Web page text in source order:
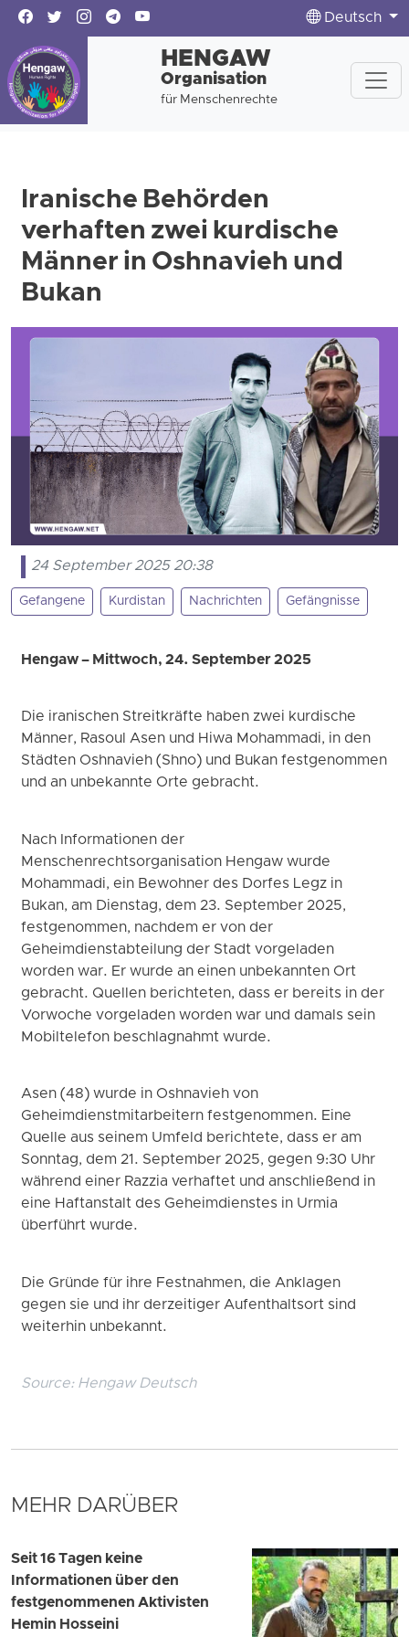
Deutsch
HENGAW
Organisation
für Menschenrechte
Iranische Behörden
verhaften zwei kurdische
Männer in Oshnavieh und
Bukan
24 September 2025 20:38
Gefangene Kurdistan Nachrichten Gefängnisse
Hengaw – Mittwoch, 24. September 2025
Die iranischen Streitkräfte haben zwei kurdische
Männer, Rasoul Asen und Hiwa Mohammadi, in den
Städten Oshnavieh (Shno) und Bukan festgenommen
und an unbekannte Orte gebracht.
Nach Informationen der
Menschenrechtsorganisation Hengaw wurde
Mohammadi, ein Bewohner des Dorfes Legz in
Bukan, am Dienstag, dem 23. September 2025,
festgenommen, nachdem er von der
Geheimdienstabteilung der Stadt vorgeladen
worden war. Er wurde an einen unbekannten Ort
gebracht. Quellen berichteten, dass er bereits in der
Vorwoche vorgeladen worden war und damals sein
Mobiltelefon beschlagnahmt wurde.
Asen (48) wurde in Oshnavieh von
Geheimdienstmitarbeitern festgenommen. Eine
Quelle aus seinem Umfeld berichtete, dass er am
Sonntag, dem 21. September 2025, gegen 9:30 Uhr
während einer Razzia verhaftet und anschließend in
eine Haftanstalt des Geheimdienstes in Urmia
überführt wurde.
Die Gründe für ihre Festnahmen, die Anklagen
gegen sie und ihr derzeitiger Aufenthaltsort sind
weiterhin unbekannt.
Source: Hengaw Deutsch
MEHR DARÜBER
Seit 16 Tagen keine
Informationen über den
festgenommenen Aktivisten
Hemin Hosseini